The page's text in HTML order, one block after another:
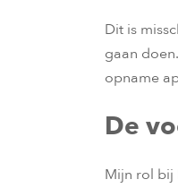
Dit is
gaan
opname
De
Mijn rol bij